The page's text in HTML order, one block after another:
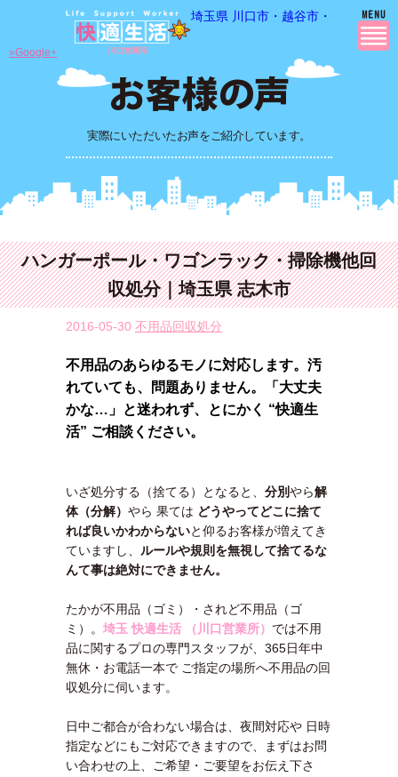
埼玉県 川口市・越谷市・さいたま
実際にいただいたお声をご紹介しています。
»Google+
ハンガーポール・ワゴンラック・掃除機他回
収処分｜埼玉県 志木市
2016-05-30 不用品回収処分
不用品のあらゆるモノに対応します。汚
れていても、問題ありません。「大丈夫
かな…」と迷われず、とにかく “快適生
活” ご相談ください。
いざ処分する（捨てる）となると、 分別やら解
体（分解） やら 果ては どうやってどこに捨て
れば良いかわからないと仰るお客様が増えてき
ていますし、 ルールや規則を無視して捨てるな
んて事は絶対にできません。
たかが不用品（ゴミ）・されど不用品（ゴ
ミ）。 埼玉 快適生活 （川口営業所） では不用
品に関するプロの専門スタッフが、365日年中
無休・お電話一本で ご指定の場所へ不用品の回
収処分に伺います。
日中ご都合が合わない場合は、夜間対応や 日時
指定などにもご対応できますので、まずはお問
い合わせの上、ご希望・ご要望をお伝え下さ